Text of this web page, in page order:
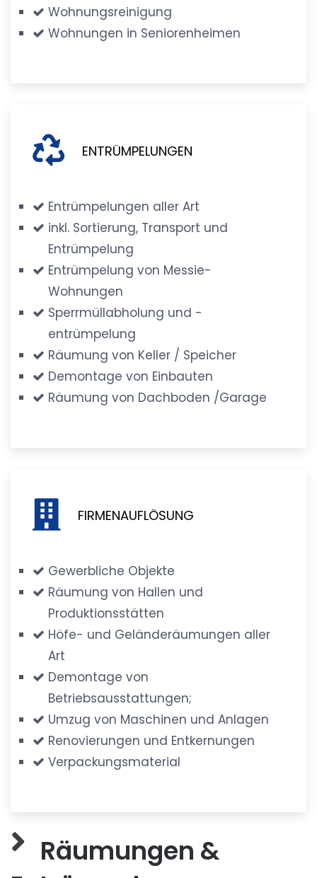
Wohnungsreinigung
Wohnungen in Seniorenheimen
ENTRÜMPELUNGEN
Entrümpelungen aller Art
inkl. Sortierung, Transport und
Entrümpelung
Entrümpelung von Messie-
Wohnungen
Sperrmüllabholung und -
entrümpelung
Räumung von Keller / Speicher
Demontage von Einbauten
Räumung von Dachboden /Garage
FIRMENAUFLÖSUNG
Gewerbliche Objekte
Räumung von Hallen und
Produktionsstätten
Höfe- und Geländeräumungen aller
Art
Demontage von
Betriebsausstattungen;
Umzug von Maschinen und Anlagen
Renovierungen und Entkernungen
Verpackungsmaterial
Räumungen &